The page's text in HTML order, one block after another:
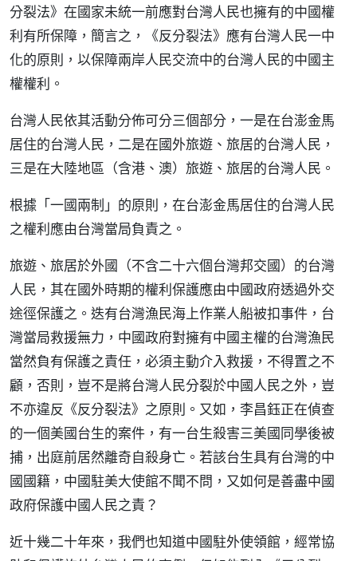
分裂法》在國家未統一前應對台灣人民也擁有的中國權
利有所保障，簡言之，《反分裂法》應有台灣人民一中
化的原則，以保障兩岸人民交流中的台灣人民的中國主
權權利。
台灣人民依其活動分佈可分三個部分，一是在台澎金馬
居住的台灣人民，二是在國外旅遊、旅居的台灣人民，
三是在大陸地區（含港、澳）旅遊、旅居的台灣人民。
根據「一國兩制」的原則，在台澎金馬居住的台灣人民
之權利應由台灣當局負責之。
旅遊、旅居於外國（不含二十六個台灣邦交國）的台灣
人民，其在國外時期的權利保護應由中國政府透過外交
途徑保護之。迭有台灣漁民海上作業人船被扣事件，台
灣當局救援無力，中國政府對擁有中國主權的台灣漁民
當然負有保護之責任，必須主動介入救援，不得置之不
顧，否則，豈不是將台灣人民分裂於中國人民之外，豈
不亦違反《反分裂法》之原則。又如，李昌鈺正在偵查
的一個美國台生的案件，有一台生殺害三美國同學後被
捕，出庭前居然離奇自殺身亡。若該台生具有台灣的中
國國籍，中國駐美大使館不聞不問，又如何是善盡中國
政府保護中國人民之責？
近十幾二十年來，我們也知道中國駐外使領館，經常協